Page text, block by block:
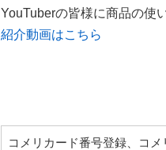
YouTuberの皆様に商品の使
紹介動画はこちら
コメリカード番号登録、コ